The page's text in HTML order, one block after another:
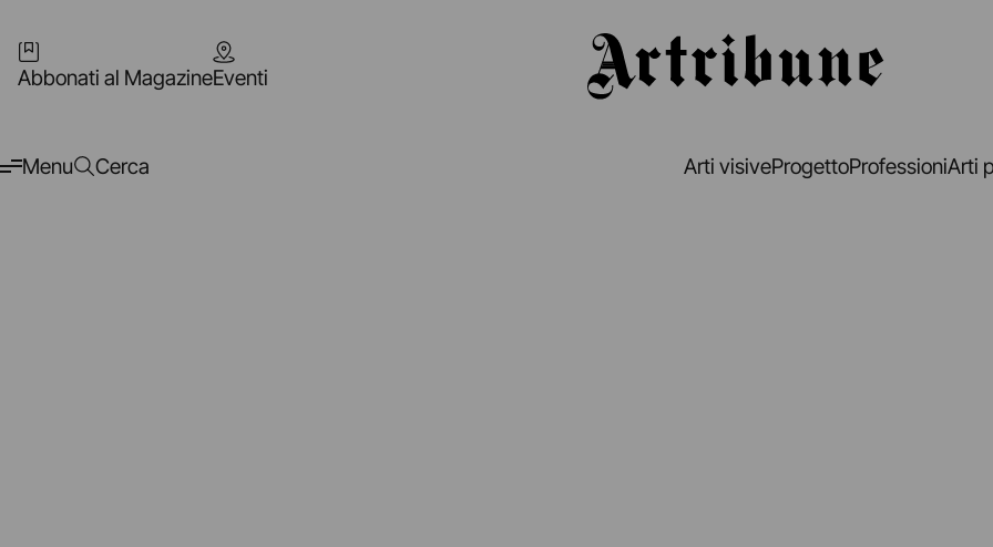
Abbonati al MagazineEventi
Menu Cerca Arti visiveProgettoProfessioniArti